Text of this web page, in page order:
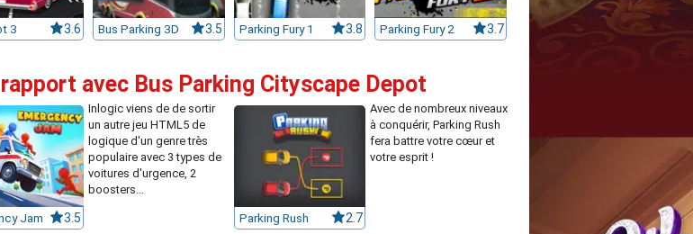
3 3.6 Bus Parking 3D 3.5 Parking Fury 1 3.8 Parking Fury 2 3.7
avec Bus Parking Cityscape Depot
Jam 3.5
Inlogic viens de de sortir
un autre jeu HTML5 de
logique d'un genre très
populaire avec 3 types de
voitures d'urgence, 2
boosters...
Parking Rush 2.7
Avec de nombreux niveaux
à conquérir, Parking Rush
fera battre votre cœur et
votre esprit !